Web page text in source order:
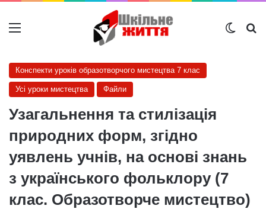
Меню
Конспекти уроків образотворчого мистецтва 7 клас
Усі уроки мистецтва Файли
Узагальнення та стилізація
природних форм, згідно
уявлень учнів, на основі знань
з українського фольклору (7
клас. Образотворче мистецтво)